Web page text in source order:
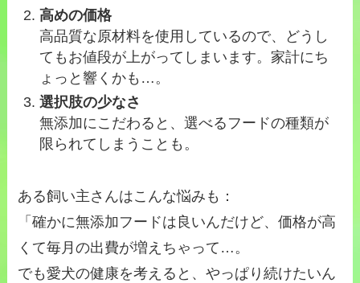
高めの価格
高品質な原材料を使用しているので、どうし
てもお値段が上がってしまいます。家計にち
ょっと響くかも…。
選択肢の少なさ
無添加にこだわると、選べるフードの種類が
限られてしまうことも。
ある飼い主さんはこんな悩みも：
「確かに無添加フードは良いんだけど、価格が高
くて毎月の出費が増えちゃって…。
でも愛犬の健康を考えると、やっぱり続けたいん